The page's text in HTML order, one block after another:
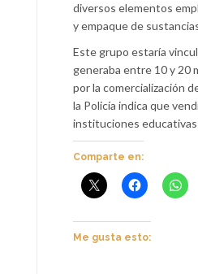
diversos elementos
y empaque de
Este grupo estaría
generaba entre 10 y 20
por la comercialización
la Policía indica que
instituciones educativas
Comparte en:
Me gusta esto: